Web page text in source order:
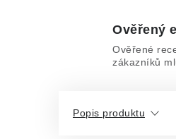
Ověřený
Ověřené
zákazníků
Popis produktu